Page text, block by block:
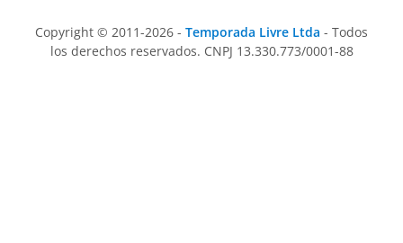
Copyright © 2011-2026 - Temporada Livre Ltda - Todos
los derechos reservados. CNPJ 13.330.773/0001-88